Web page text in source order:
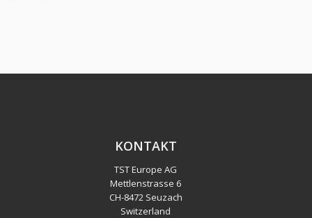
KONTAKT
TST Europe AG
Mettlenstrasse 6
CH-8472 Seuzach
Switzerland